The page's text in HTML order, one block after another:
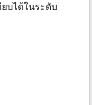
บได้ในระดับ